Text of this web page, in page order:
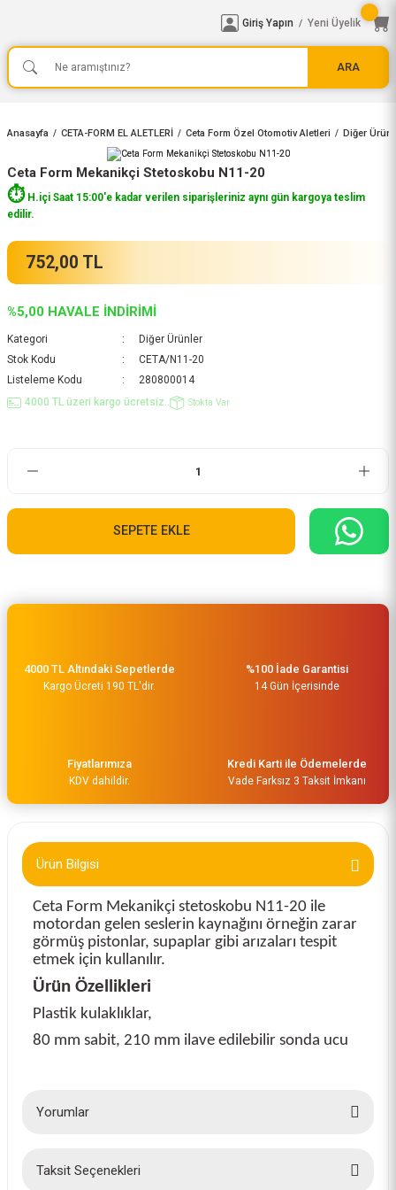
ARA
Giriş Yapın / Yeni Üyelik
Anasayfa CETA-FORM EL ALETLERİ Ceta Form Özel Otomotiv Aletleri Diğer
Ceta Form Mekanikçi Stetoskobu N11-20
⏱️H.içi Saat 15:00'e kadar verilen siparişleriniz aynı gün kargoya teslim
edilir.
752,00 TL
%5,00 HAVALE İNDİRİMİ
Kategori
Diğer Ürünler
Stok Kodu
CETA/N11-20
Listeleme Kodu
280800014
4000 TL üzeri kargo ücretsiz..
Stokta Var
SEPETE EKLE
4000 TL Altındaki Sepetlerde
Kargo Ücreti 190 TL'dir.
%100 İade Garantisi
14 Gün İçerisinde
Fiyatlarımıza
KDV dahildir.
Kredi Karti ile Ödemelerde
Vade Farksız 3 Taksit İmkanı
Ürün Bilgisi
Ceta Form Mekanikçi stetoskobu N11-20 ile
motordan gelen seslerin kaynağını örneğin zarar
görmüş pistonlar, supaplar gibi arızaları tespit
etmek için kullanılır.
Ürün Özellikleri
Plastik kulaklıklar,
80 mm sabit, 210 mm ilave edilebilir sonda ucu
Yorumlar
Taksit Seçenekleri